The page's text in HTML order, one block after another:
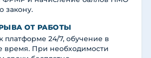
закону.
ОТ РАБОТЫ
платформе 24/7, обучение в
время. При необходимости